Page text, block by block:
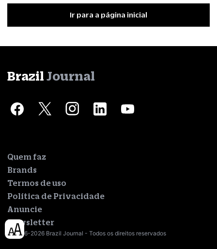
Ir para a página inicial
Brazil Journal
Quem faz
Brands
Termos de uso
Política de Privacidade
Anuncie
Newsletter
© 2016-2026 Brazil Journal - Todos os direitos reservados